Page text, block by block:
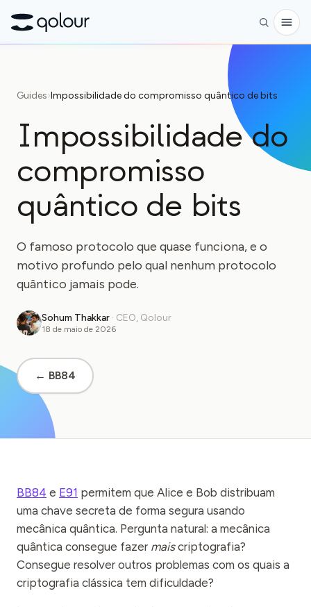
PARA
Educadores
Crianças e pais
Organizações
CIÊNCIA
Estudo de caso em educação
QCaMP Quantum Fundamentals Workshop
Undergraduate Quantum Education
Whitepaper técnico
Manual do usuário
Computadores quânticos
Atividades
Guias
Guides›Impossibilidade do compromisso quântico de bits
Impossibilidade do
compromisso
quântico de bits
O famoso protocolo que quase funciona, e o
motivo profundo pelo qual nenhum protocolo
quântico jamais pode.
Sohum Thakkar · CEO, Qolour
18 de maio de 2026
← BB84
BB84 e E91 permitem que Alice e Bob distribuam
uma chave secreta de forma segura usando
mecânica quântica. Pergunta natural: a mecânica
quântica consegue fazer maiscriptografia?
Consegue resolver outros problemas com os quais a
criptografia clássica tem dificuldade?